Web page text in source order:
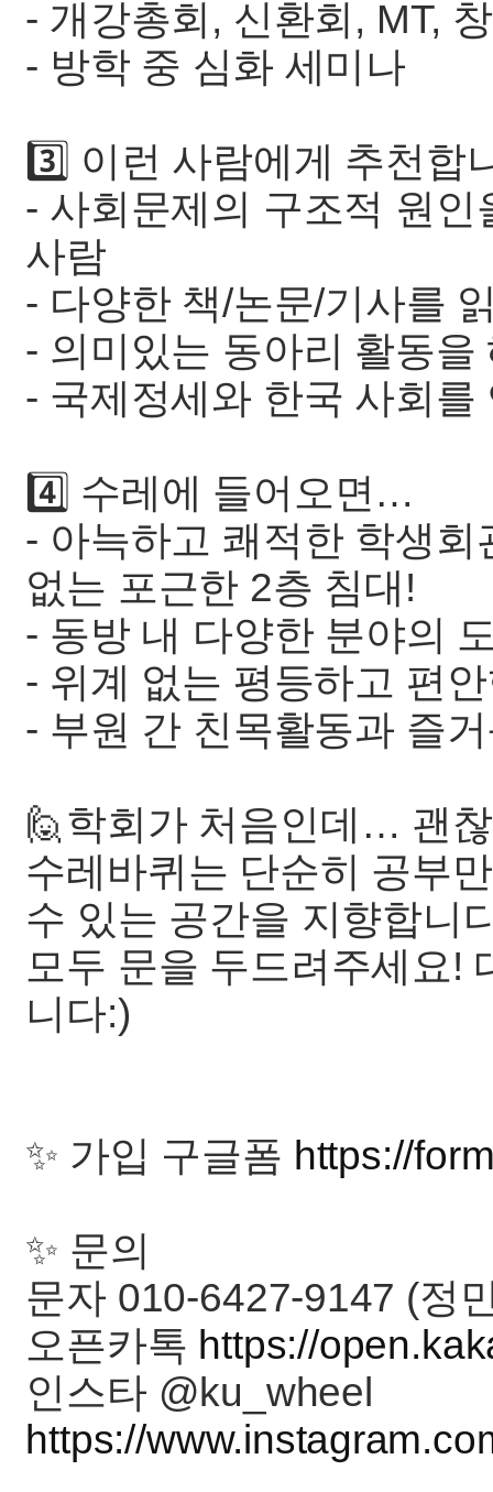
- 개강총회, 신환회, MT,
- 방학 중 심화 세미나
3️⃣ 이런 사람에게 추천합
- 사회문제의 구조적 원
사람
- 다양한 책/논문/기사를
- 의미있는 동아리 활동을
- 국제정세와 한국 사회
4️⃣ 수레에 들어오면…
- 아늑하고 쾌적한 학생
없는 포근한 2층 침대!
- 동방 내 다양한 분야의
- 위계 없는 평등하고 편
- 부원 간 친목활동과 즐
🙋학회가 처음인데… 괜
수레바퀴는 단순히 공부
수 있는 공간을 지향합니
모두 문을 두드려주세요!
니다:)
✨ 가입 구글폼 https://
✨ 문의
문자 010-6427-9147 (정
오픈카톡 https://
인스타 @ku_wheel
https://